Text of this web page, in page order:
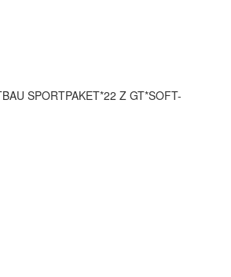
SPORTPAKET*22 Z GT*SOFT-